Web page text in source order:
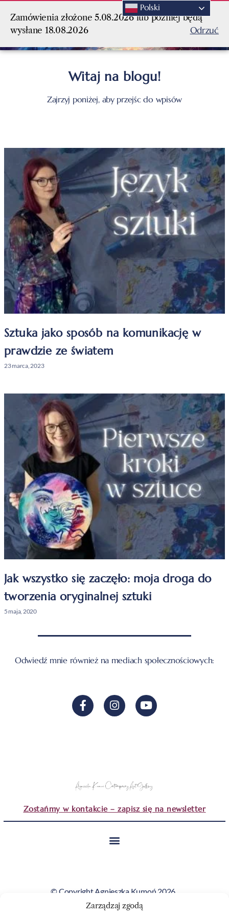
Zarządzaj zgodą
Zamówienia złożone 5.08.2026 lub później będą
wysłane 18.08.2026
Odrzuć
Witaj na blogu!
Zajrzyj poniżej, aby przejśc do wpisów
Sztuka jako sposób na komunikację w
prawdzie ze światem
23 marca, 2023
Jak wszystko się zaczęło: moja droga do
tworzenia oryginalnej sztuki
5 maja, 2020
Odwiedź mnie również na mediach społecznościowych:
Zostańmy w kontakcie – zapisz się na newsletter
© Copyright Agnieszka Kumoń 2026.
Wszystkie obrazy i teksty prezentowane na tej stronie
Polski